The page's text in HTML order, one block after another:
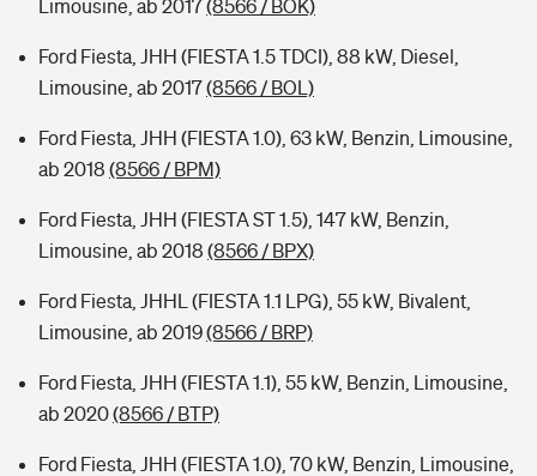
Limousine, ab 2017(8566 / BOK)
Ford Fiesta, JHH (FIESTA 1.5 TDCI), 88 kW, Diesel,
Limousine, ab 2017(8566 / BOL)
Ford Fiesta, JHH (FIESTA 1.0), 63 kW, Benzin, Limousine,
ab 2018 (8566 / BPM)
Ford Fiesta, JHH (FIESTA ST 1.5), 147 kW, Benzin,
Limousine, ab 2018 (8566 / BPX)
Ford Fiesta, JHHL (FIESTA 1.1 LPG), 55 kW, Bivalent,
Limousine, ab 2019(8566 / BRP)
Ford Fiesta, JHH (FIESTA 1.1), 55 kW, Benzin, Limousine,
ab 2020(8566 / BTP)
Ford Fiesta, JHH (FIESTA 1.0), 70 kW, Benzin, Limousine,